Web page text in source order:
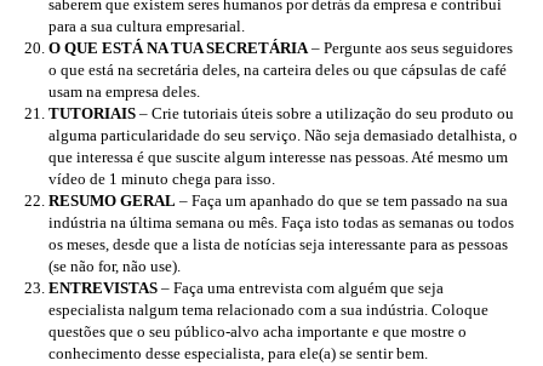
saberem que existem seres humanos por detrás da empresa e contribui
para a sua cultura empresarial.
O QUE ESTÁ NA TUA SECRETÁRIA– Pergunte aos seus seguidores
o que está na secretária deles, na carteira deles ou que cápsulas de café
usam na empresa deles.
TUTORIAIS – Crie tutoriais úteis sobre a utilização do seu produto ou
alguma particularidade do seu serviço. Não seja demasiado detalhista, o
que interessa é que suscite algum interesse nas pessoas. Até mesmo um
vídeo de 1 minuto chega para isso.
RESUMO GERAL – Faça um apanhado do que se tem passado na sua
indústria na última semana ou mês. Faça isto todas as semanas ou todos
os meses, desde que a lista de notícias seja interessante para as pessoas
(se não for, não use).
ENTREVISTAS – Faça uma entrevista com alguém que seja
especialista nalgum tema relacionado com a sua indústria. Coloque
questões que o seu público-alvo acha importante e que mostre o
conhecimento desse especialista, para ele(a) se sentir bem.